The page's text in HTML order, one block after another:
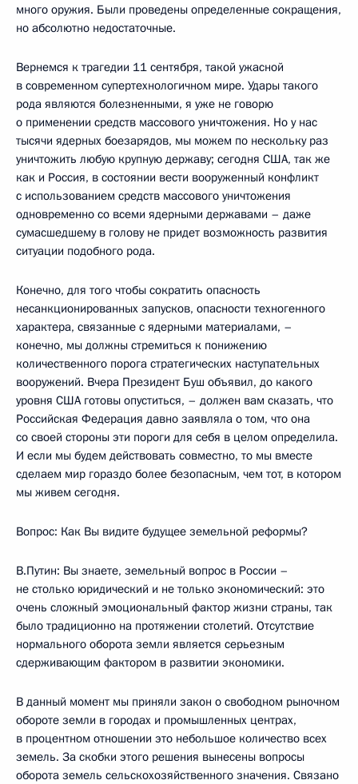
много оружия. Были проведены определенные сокращения,
но абсолютно недостаточные.
Вернемся к трагедии 11 сентября, такой ужасной
в современном супертехнологичном мире. Удары такого
рода являются болезненными, я уже не говорю
о применении средств массового уничтожения. Но у нас
тысячи ядерных боезарядов, мы можем по нескольку раз
уничтожить любую крупную державу; сегодня США, так же
как и Россия, в состоянии вести вооруженный конфликт
с использованием средств массового уничтожения
одновременно со всеми ядерными державами – даже
сумасшедшему в голову не придет возможность развития
ситуации подобного рода.
Конечно, для того чтобы сократить опасность
несанкционированных запусков, опасности техногенного
характера, связанные с ядерными материалами, –
конечно, мы должны стремиться к понижению
количественного порога стратегических наступательных
вооружений. Вчера Президент Буш объявил, до какого
уровня США готовы опуститься, – должен вам сказать, что
Российская Федерация давно заявляла о том, что она
со своей стороны эти пороги для себя в целом определила.
И если мы будем действовать совместно, то мы вместе
сделаем мир гораздо более безопасным, чем тот, в котором
мы живем сегодня.
Вопрос: Как Вы видите будущее земельной реформы?
В.Путин: Вы знаете, земельный вопрос в России –
не столько юридический и не только экономический: это
очень сложный эмоциональный фактор жизни страны, так
было традиционно на протяжении столетий. Отсутствие
нормального оборота земли является серьезным
сдерживающим фактором в развитии экономики.
В данный момент мы приняли закон о свободном рыночном
обороте земли в городах и промышленных центрах,
в процентном отношении это небольшое количество всех
земель. За скобки этого решения вынесены вопросы
оборота земель сельскохозяйственного значения. Связано